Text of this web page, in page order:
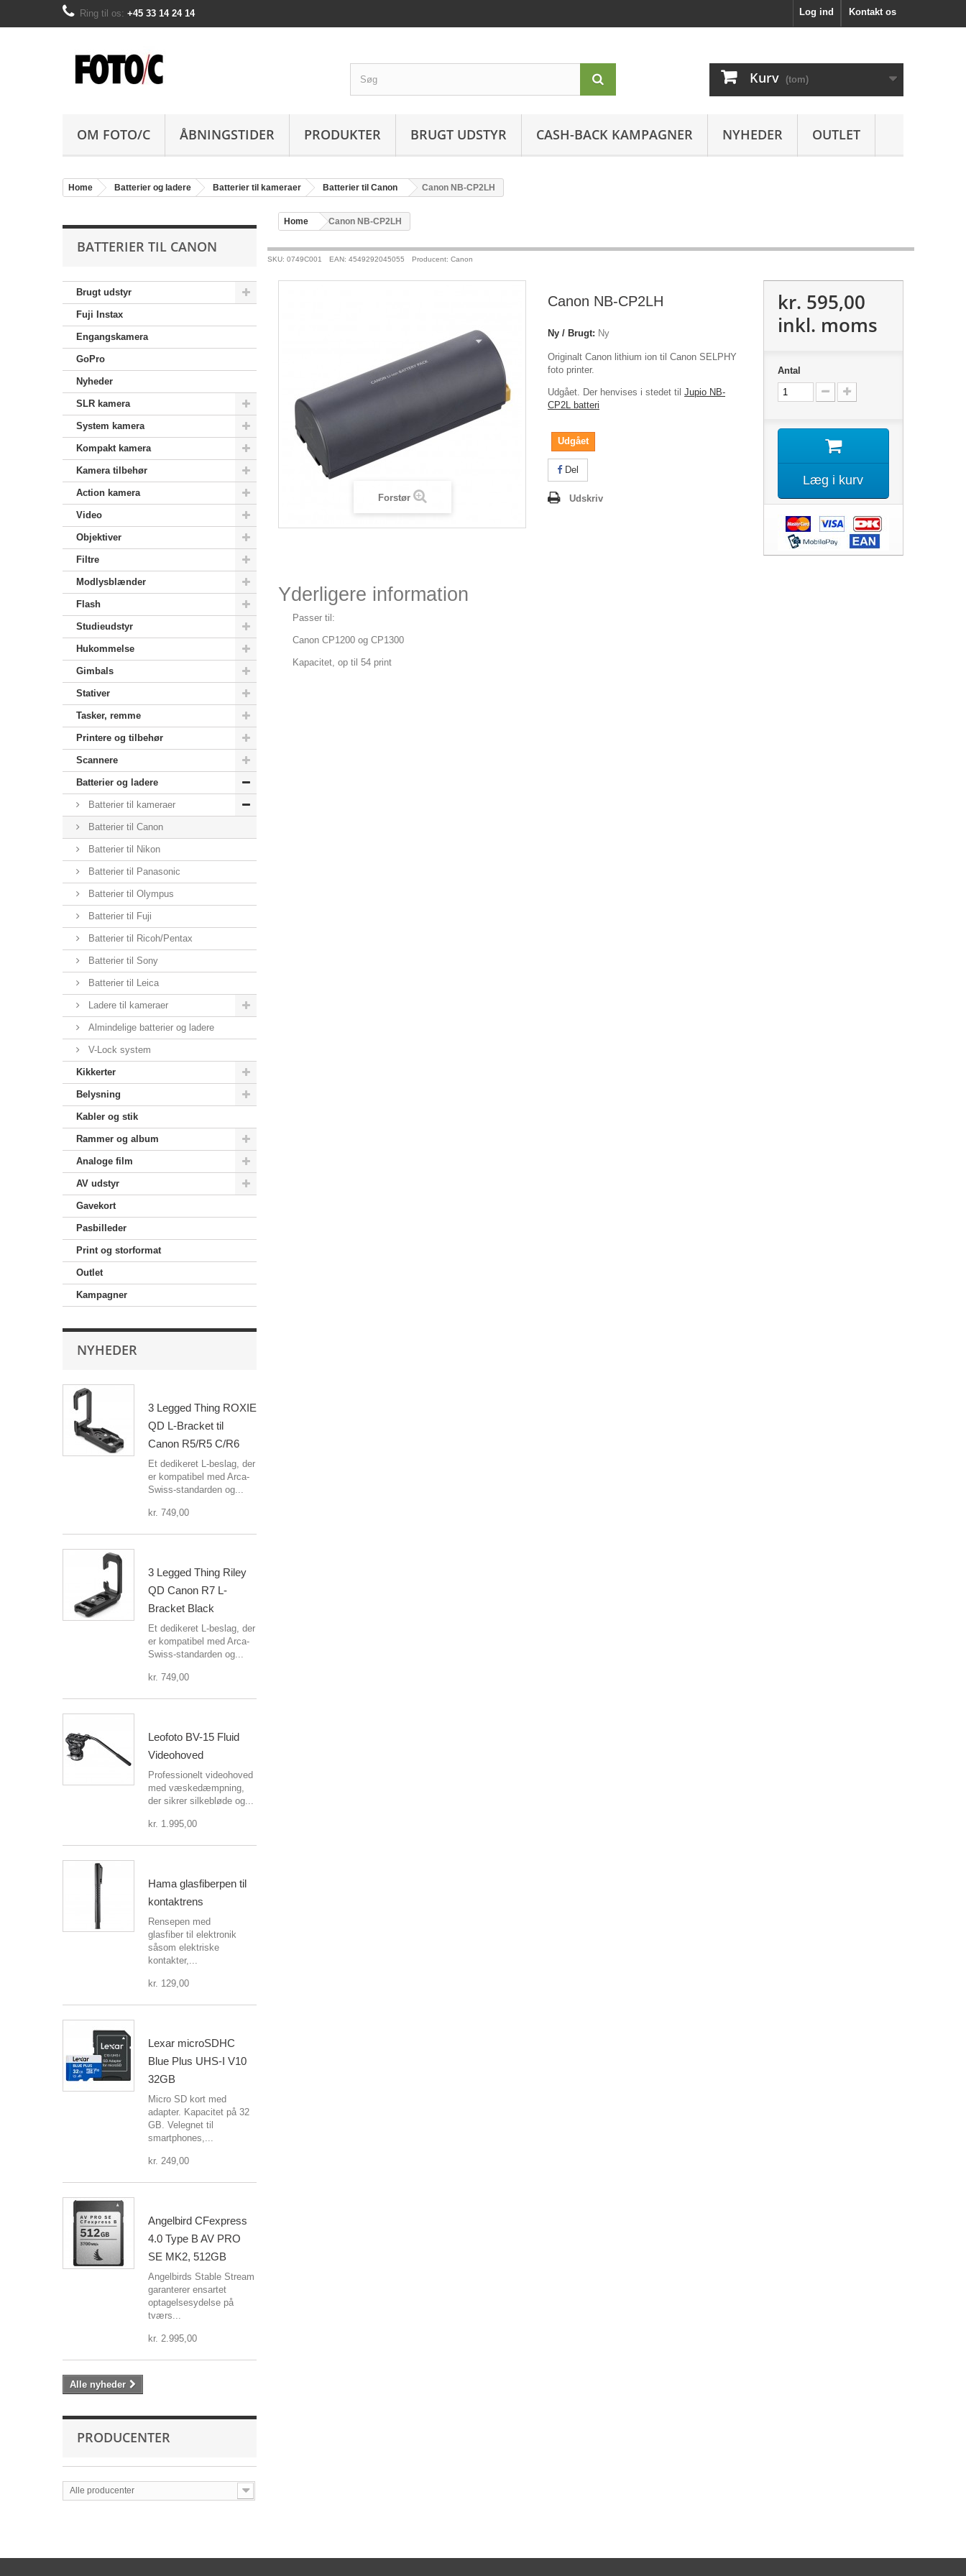
Kontakt os
Ring til os: +45 33 14 24 14 Log ind
Kurv (tom)
OM FOTO/C ÅBNINGSTIDER PRODUKTER BRUGT UDSTYR CASH-BACK KAMPAGNER NYHEDER OUTLET
Home Batterier og ladere Batterier til kameraer Batterier til Canon Canon NB-CP2LH
BATTERIER TIL CANON
Brugt udstyr
Fuji Instax
Engangskamera
GoPro
Nyheder
SLR kamera
System kamera
Kompakt kamera
Kamera tilbehør
Action kamera
Video
Objektiver
Filtre
Modlysblænder
Flash
Studieudstyr
Hukommelse
Gimbals
Stativer
Tasker, remme
Printere og tilbehør
Scannere
Batterier og ladere
Batterier til kameraer
Batterier til Canon
Batterier til Nikon
Batterier til Panasonic
Batterier til Olympus
Batterier til Fuji
Batterier til Ricoh/Pentax
Batterier til Sony
Batterier til Leica
Ladere til kameraer
Almindelige batterier og ladere
V-Lock system
Kikkerter
Belysning
Kabler og stik
Rammer og album
Analoge film
AV udstyr
Gavekort
Pasbilleder
Print og storformat
Outlet
Kampagner
NYHEDER
3 Legged Thing ROXIE
QD L-Bracket til
Canon R5/R5 C/R6
Et dedikeret L-beslag, der
er kompatibel med Arca-
Swiss-standarden og...
kr. 749,00
3 Legged Thing Riley
QD Canon R7 L-
Bracket Black
Et dedikeret L-beslag, der
er kompatibel med Arca-
Swiss-standarden og...
kr. 749,00
Leofoto BV-15 Fluid
Videohoved
Professionelt videohoved
med væskedæmpning,
der sikrer silkebløde og...
kr. 1.995,00
Hama glasfiberpen til
kontaktrens
Rensepen med
glasfiber til elektronik
såsom elektriske
kontakter,...
kr. 129,00
Lexar microSDHC
Blue Plus UHS-I V10
32GB
Micro SD kort med
adapter. Kapacitet på 32
GB. Velegnet til
smartphones,...
kr. 249,00
Angelbird CFexpress
4.0 Type B AV PRO
SE MK2, 512GB
Angelbirds Stable Stream
garanterer ensartet
optagelsesydelse på
tværs...
kr. 2.995,00
Alle nyheder
PRODUCENTER
Alle producenter
Home >Canon NB-CP2LH
SKU: 0749C001 EAN: 4549292045055 Producent: Canon
Forstør
Canon NB-CP2LH
Ny / Brugt: Ny
Originalt Canon lithium ion til Canon SELPHY
foto printer.
Udgået. Der henvises i stedet til Jupio NB-
CP2L batteri
Udgået
Del
Udskriv
kr. 595,00
inkl. moms
Antal
Læg i kurv
Yderligere information
Passer til:
Canon CP1200 og CP1300
Kapacitet, op til 54 print